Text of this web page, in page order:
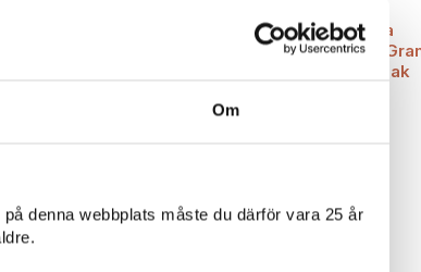
Om
på denna webbplats måste du därför vara 25 år